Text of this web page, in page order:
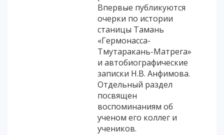
Впервые публикуются
очерки по истории
станицы Тамань
«Гермонасса-
Тмутаракань-Матрега»
и автобиографические
записки Н.В. Анфимова.
Отдельный раздел
посвящен
воспоминаниям об
ученом его коллег и
учеников.